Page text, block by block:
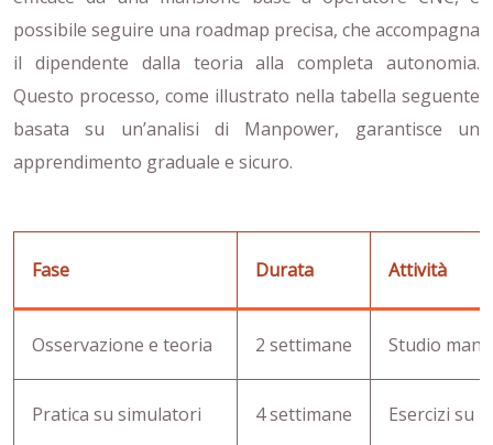
possibile seguire una roadmap precisa, che accompagna
il dipendente dalla teoria alla completa autonomia.
Questo processo, come illustrato nella tabella seguente
basata su un’analisi di Manpower, garantisce un
apprendimento graduale e sicuro.
Fase Durata Attività
Osservazione e teoria 2 settimane Studio
Pratica su simulatori 4 settimane Esercizi su